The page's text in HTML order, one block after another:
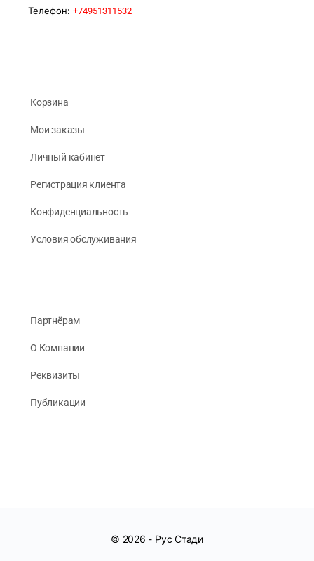
Телефон: +74951311532
Корзина
Мои заказы
Личный кабинет
Регистрация клиента
Конфиденциальность
Условия обслуживания
Партнёрам
О Компании
Реквизиты
Публикации
© 2026 - Рус Стади